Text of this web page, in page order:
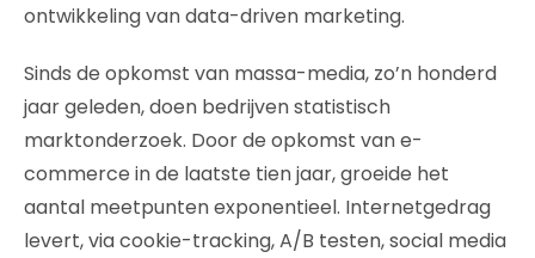
ontwikkeling van data-driven marketing.
Sinds de opkomst van massa-media, zo’n honderd
jaar geleden, doen bedrijven statistisch
marktonderzoek. Door de opkomst van e-
commerce in de laatste tien jaar, groeide het
aantal meetpunten exponentieel. Internetgedrag
levert, via cookie-tracking, A/B testen, social media